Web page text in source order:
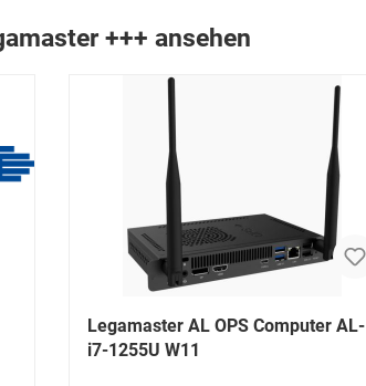
+++ ansehen
Legamaster AL OPS Computer AL-
i7-1255U W11